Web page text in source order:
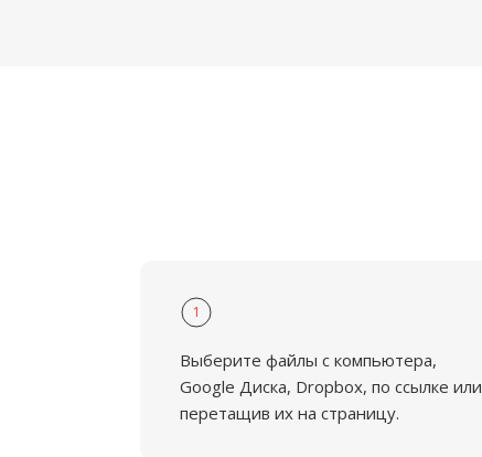
1
Выберите файлы с компьютера,
Google Диска, Dropbox, по ссылке или
перетащив их на страницу.